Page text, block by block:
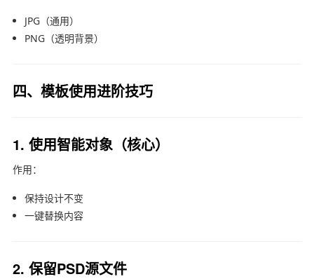
JPG（通用）
PNG（透明背景）
四、模板使用进阶技巧
1. 使用智能对象（核心）
作用：
保持设计不变
一键替换内容
2. 保留PSD源文件